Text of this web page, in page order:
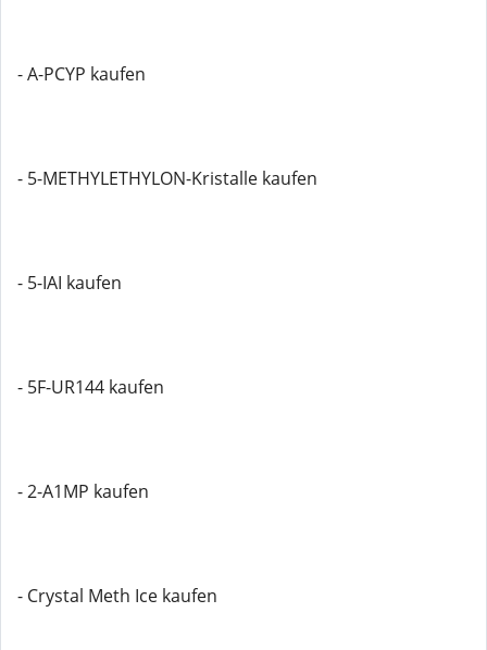
- A-PCYP kaufen
- 5-METHYLETHYLON-Kristalle kaufen
- 5-IAI kaufen
- 5F-UR144 kaufen
- 2-A1MP kaufen
- Crystal Meth Ice kaufen